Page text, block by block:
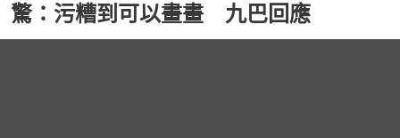
驚：污糟到可以畫畫 九巴回應